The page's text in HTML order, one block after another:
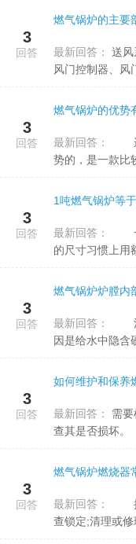
3
回答
燃气锅炉的主要
最新回答：
风门控制器、风
3
回答
燃气锅炉的优势
最新回答：
势的，是一款比
3
回答
1吨燃气锅炉等
最新回答：
的尺寸习惯上用
3
回答
燃气锅炉炉膛内
最新回答：
因是给水中隐含
3
回答
如何维护和保养
最新回答：
查其是否损坏。
3
回答
燃气锅炉燃烧器
最新回答：
查锁定;清理或